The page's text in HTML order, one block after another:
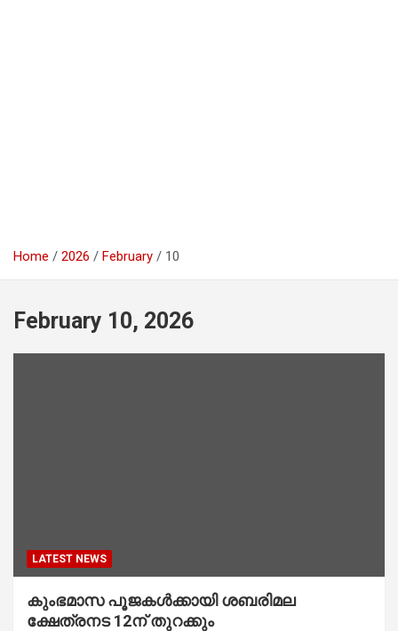
Home 2026 February 10
February 10, 2026
LATEST NEWS
കുംഭമാസ പൂജകള്‍ക്കായി ശബരിമല
ക്ഷേത്രനട 12ന് തുറക്കും